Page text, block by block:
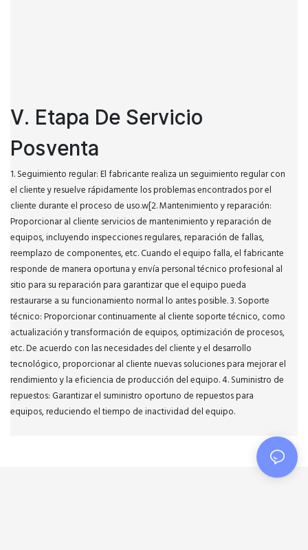
V. Etapa De Servicio
Posventa
1. Seguimiento regular: El fabricante realiza un seguimiento regular con
el cliente y resuelve rápidamente los problemas encontrados por el
cliente durante el proceso de uso.w[2. Mantenimiento y reparación:
Proporcionar al cliente servicios de mantenimiento y reparación de
equipos, incluyendo inspecciones regulares, reparación de fallas,
reemplazo de componentes, etc. Cuando el equipo falla, el fabricante
responde de manera oportuna y envía personal técnico profesional al
sitio para su reparación para garantizar que el equipo pueda
restaurarse a su funcionamiento normal lo antes posible. 3. Soporte
técnico: Proporcionar continuamente al cliente soporte técnico, como
actualización y transformación de equipos, optimización de procesos,
etc. De acuerdo con las necesidades del cliente y el desarrollo
tecnológico, proporcionar al cliente nuevas soluciones para mejorar el
rendimiento y la eficiencia de producción del equipo. 4. Suministro de
repuestos: Garantizar el suministro oportuno de repuestos para
equipos, reduciendo el tiempo de inactividad del equipo.